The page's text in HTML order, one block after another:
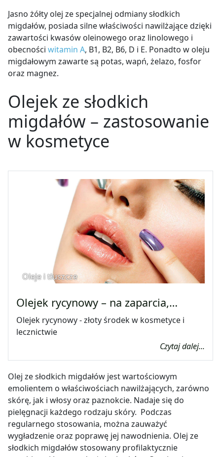
Jasno żółty olej ze specjalnej odmiany słodkich
migdałów, posiada silne właściwości nawilżające dzięki
zawartości kwasów oleinowego oraz linolowego i
obecności witamin A, B1, B2, B6, D i E. Ponadto w oleju
migdałowym zawarte są potas, wapń, żelazo, fosfor
oraz magnez.
Olejek ze słodkich
migdałów – zastosowanie
w kosmetyce
Oleje i tłuszcze
Olejek rycynowy – na zaparcia,…
Olejek rycynowy - złoty środek w kosmetyce i
lecznictwie
Czytaj dalej...
Olej ze słodkich migdałów jest wartościowym
emolientem o właściwościach nawilżających, zarówno
skórę, jak i włosy oraz paznokcie. Nadaje się do
pielęgnacji każdego rodzaju skóry. Podczas
regularnego stosowania, można zauważyć
wygładzenie oraz poprawę jej nawodnienia. Olej ze
słodkich migdałów stosowany profilaktycznie